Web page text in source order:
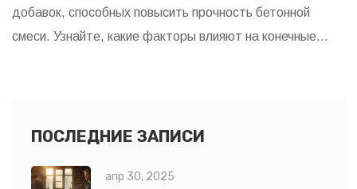
добавок, способных повысить прочность бетонной
смеси. Узнайте, какие факторы влияют на конечные
даже новичку освоить процесс изготовления прочных
ПОСЛЕДНИЕ ЗАПИСИ
апр 30, 2025